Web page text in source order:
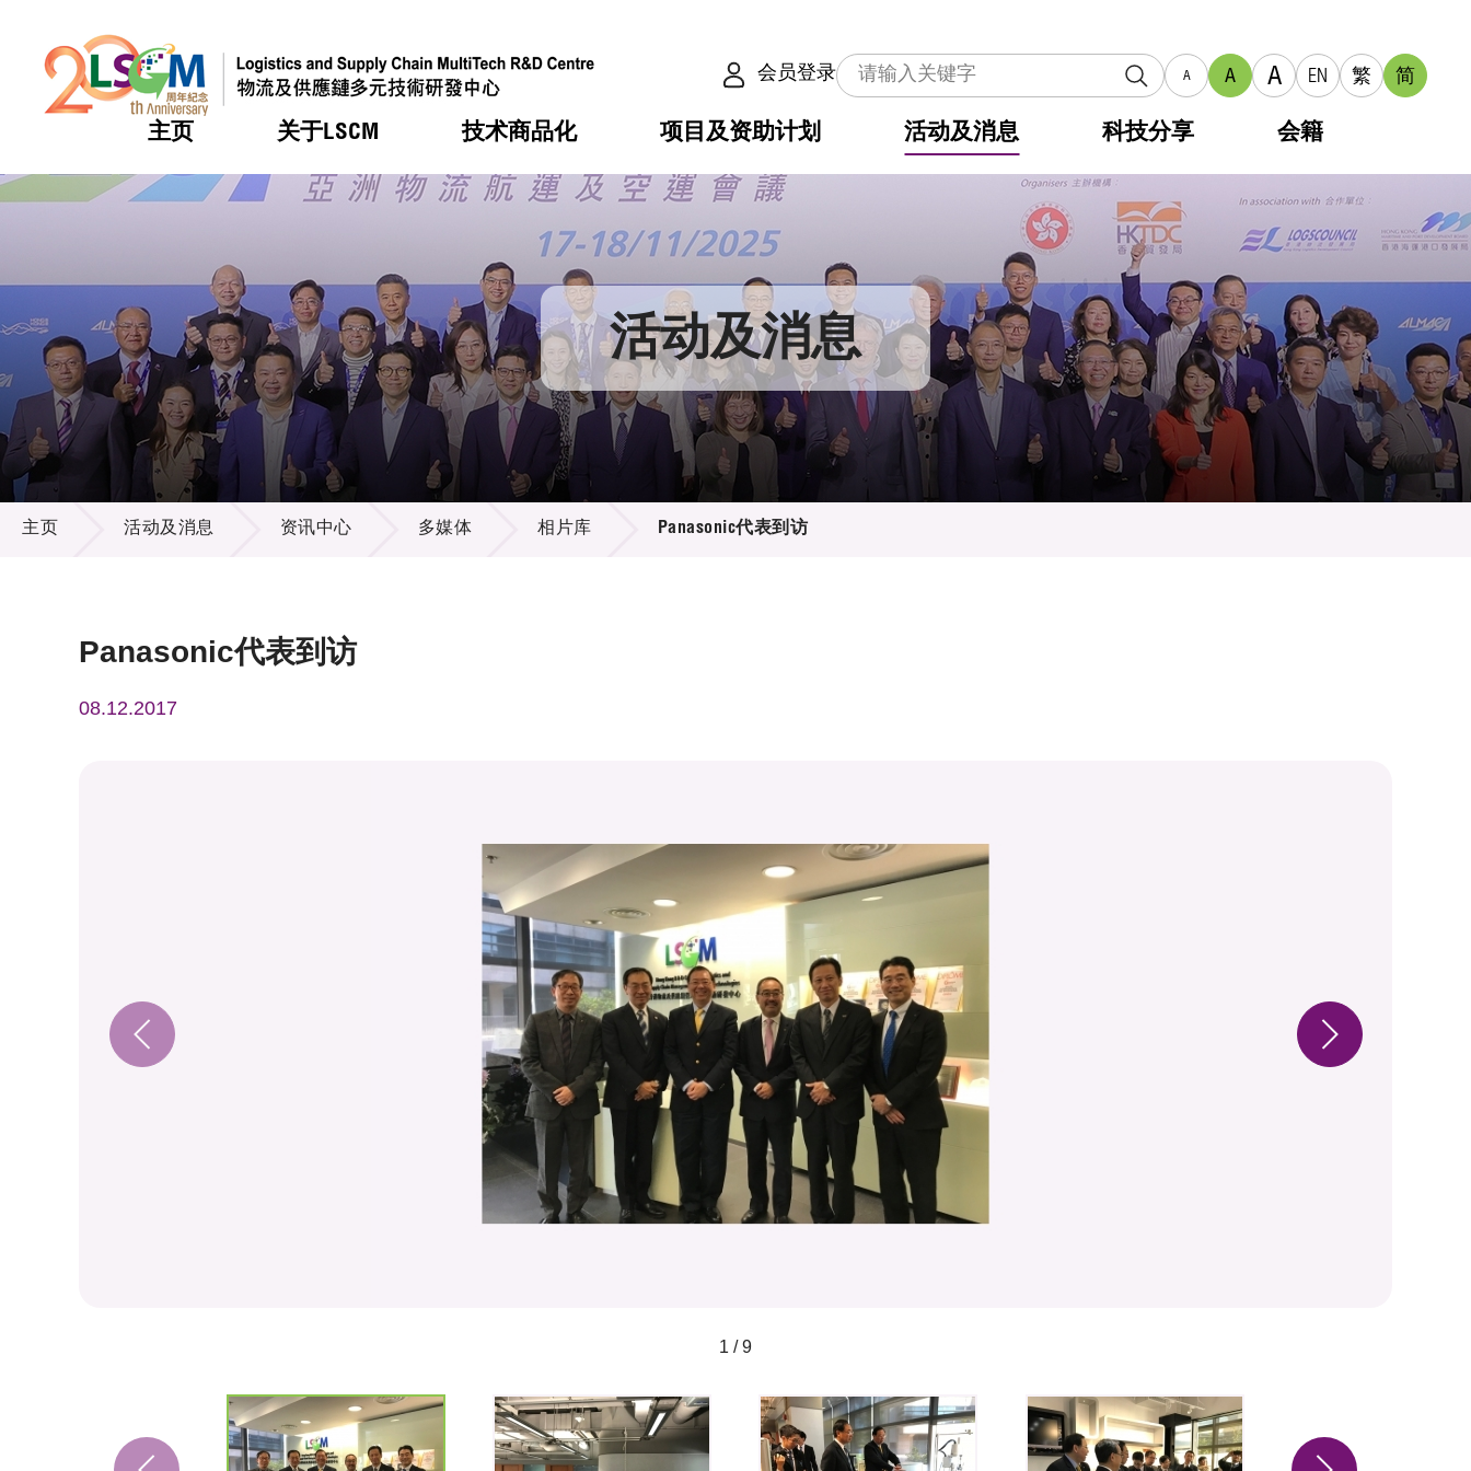
会员登录 A A A EN 繁 简
主页 关于LSCM
热门 机构简介
组织架构
组织架构
董事局
研究顾问
招标通告
技术商品化
热门 服务
可获授权之技术
应用于公共服务之创新技术
重点项目
项目及资助计划
热门 合作计划
资助计划
资助计划
税务优惠
申请
评审
征求研发项目计划书
项目资料库
活动及消息
热门 活动
奖项
新闻中心
媒体报导
新闻稿
资讯中心
多媒体
出版刊物
科技分享 会籍
热门 会籍及服务
会员列表
会员登入 活动及消息
活动及消息
主页 活动及消息 资讯中心 多媒体 相片库 Panasonic代表到访
Panasonic代表到访
08.12.2017
1 / 9